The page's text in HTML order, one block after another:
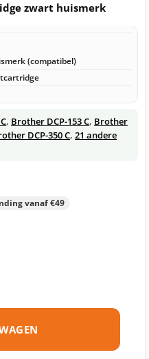
zwart huismerk
(compatibel)
, Brother DCP-153 C, Brother
DCP-350 C, 21 andere
vanaf €49
zwart huismerk aantal